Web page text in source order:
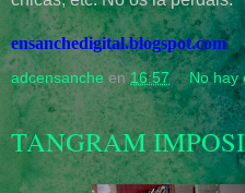
ensanchedigital.blogspot.com
adcensanche en16:57 No hay
TANGRAM